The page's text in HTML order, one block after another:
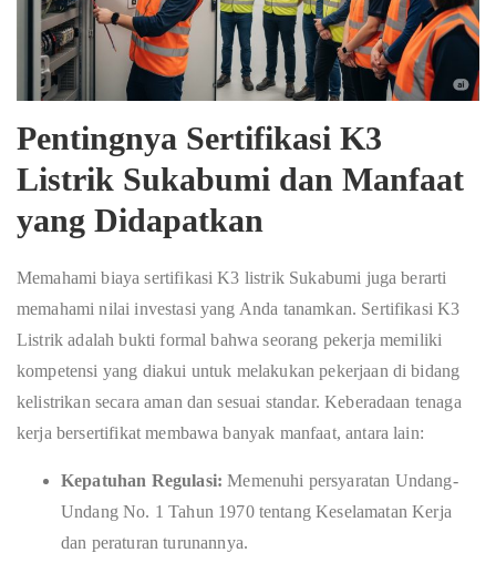
Pentingnya Sertifikasi K3
Listrik Sukabumi dan Manfaat
yang Didapatkan
Memahami biaya sertifikasi K3 listrik Sukabumi juga berarti
memahami nilai investasi yang Anda tanamkan. Sertifikasi K3
Listrik adalah bukti formal bahwa seorang pekerja memiliki
kompetensi yang diakui untuk melakukan pekerjaan di bidang
kelistrikan secara aman dan sesuai standar. Keberadaan tenaga
kerja bersertifikat membawa banyak manfaat, antara lain:
Kepatuhan Regulasi: Memenuhi persyaratan Undang-
Undang No. 1 Tahun 1970 tentang Keselamatan Kerja
dan peraturan turunannya.